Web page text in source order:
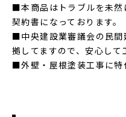
■本商品はトラブルを未然
契約書になっております。
■中央建設業審議会の民間
拠してますので、安心して
■外壁・屋根塗装工事に特